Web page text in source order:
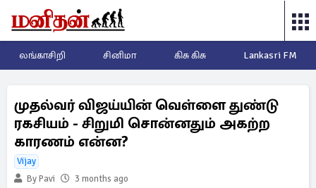
லங்காசிறி சினிமா கிசு கிசு Lankasri FM
முதல்வர் விஜய்யின் வெள்ளை துண்டு
ரகசியம் - சிறுமி சொன்னதும் அகற்ற
காரணம் என்ன?
Vijay
By Pavi
3 months ago